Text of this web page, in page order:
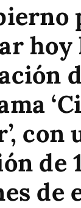
hoy
con
de
de